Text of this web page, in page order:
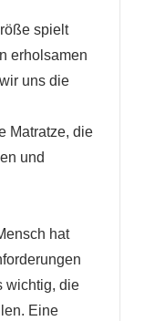
spielt
erholsamen
uns die
Matratze, die
und
hat
wichtig, die
Eine